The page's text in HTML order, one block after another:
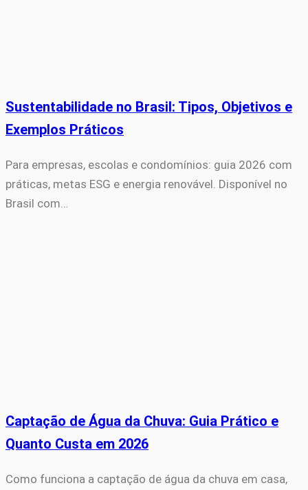
Sustentabilidade no Brasil: Tipos, Objetivos e
Exemplos Práticos
Para empresas, escolas e condomínios: guia 2026 com
práticas, metas ESG e energia renovável. Disponível no
Brasil com…
Captação de Água da Chuva: Guia Prático e
Quanto Custa em 2026
Como funciona a captação de água da chuva em casa,